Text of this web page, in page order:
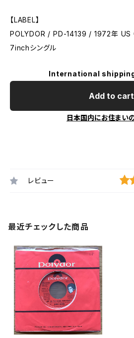
【LABEL】
POLYDOR / PD-14139 / 1972年 US
7inchシングル
International
Add to cart
日本国内にお住まい
レビュー
最近チェックした商品